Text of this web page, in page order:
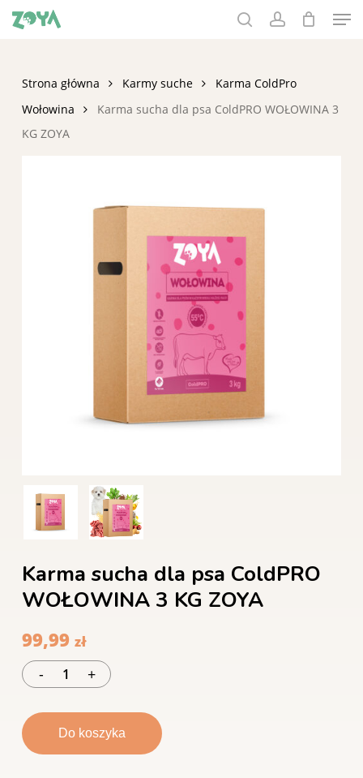
Skip
Strona główna Karmy suche
Karma ColdPro
Wołowina
Karma sucha dla psa ColdPRO WOŁOWINA 3
KG ZOYA
Karma sucha dla psa ColdPRO
WOŁOWINA 3 KG ZOYA
99,99 zł
Do koszyka